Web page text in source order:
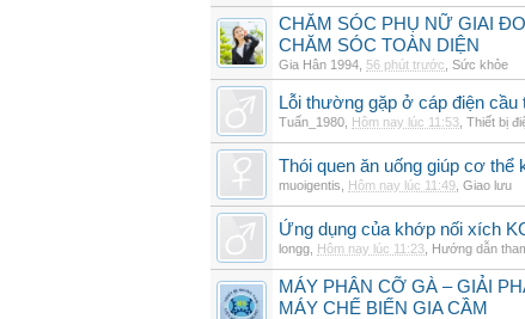
CHĂM SÓC PHỤ NỮ GIAI
CHĂM SÓC TOÀN DIỆN
Gia Hân 1994 56 phút trước Sức khỏe
Lỗi thường gặp ở cáp điện
Tuấn_1980 Hôm nay lúc 11:53 Thiết bị
Thói quen ăn uống giúp cơ thể
muoigentis Hôm nay lúc 11:49 Giao lưu
Ứng dụng của khớp nối xích
longg Hôm nay lúc 11:23 Hướng dẫn
MÁY PHÂN CỠ GÀ – GIẢI
MÁY CHẾ BIẾN GIA CẦM